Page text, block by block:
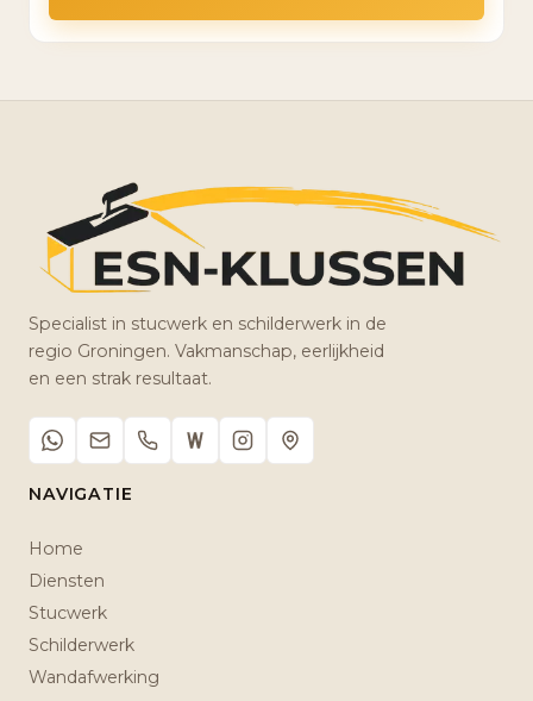
Specialist in stucwerk en schilderwerk in de
regio Groningen. Vakmanschap, eerlijkheid
en een strak resultaat.
NAVIGATIE
Home
Diensten
Stucwerk
Schilderwerk
Wandafwerking